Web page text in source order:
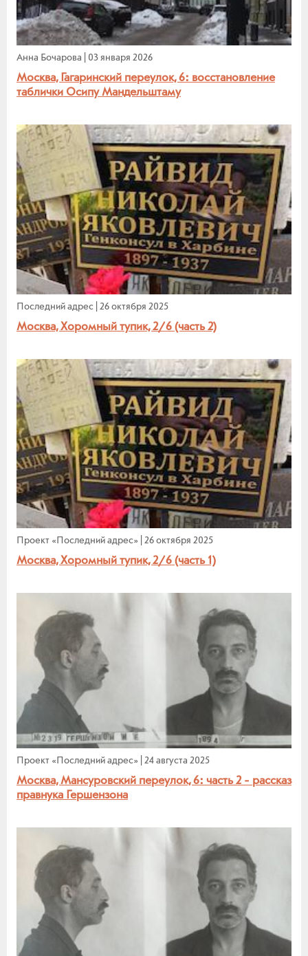
Анна Бочарова 03 января 2026
Москва, Гагаринский переулок, 6: восстановление
таблички Осипу Мандельштаму
Последний адрес 26 октября 2025
Москва, Хоромный тупик, 2/6 (часть 2)
Проект «Последний адрес» 26 октября 2025
Москва, Хоромный тупик, 2/6 (часть 1)
Проект «Последний адрес» 24 августа 2025
Москва, Мансуровский переулок, 6: часть 2 - рассказ
правнука Гершензона